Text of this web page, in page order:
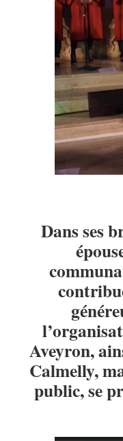
Dans ses
Aveyron,
Calmelly,
public, se